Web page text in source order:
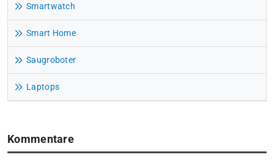
Smartwatch
Smart Home
Saugroboter
Laptops
Kommentare